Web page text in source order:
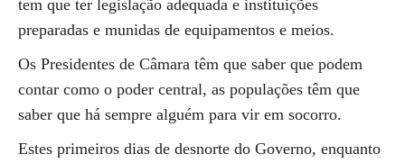
tem que ter legislação adequada e instituições
preparadas e munidas de equipamentos e meios.
Os Presidentes de Câmara têm que saber que podem
contar como o poder central, as populações têm que
saber que há sempre alguém para vir em socorro.
Estes primeiros dias de desnorte do Governo, enquanto